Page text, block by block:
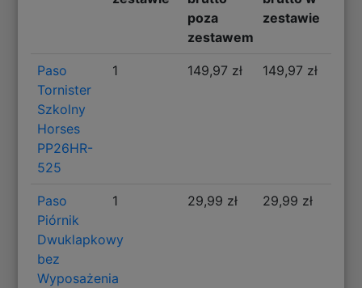
poza
zestawem
zestawie
Paso
Tornister
Szkolny
Horses
PP26HR-
525
1 149,97 zł 149,97 zł
Paso
Piórnik
Dwuklapkowy
bez
Wyposażenia
1 29,99 zł 29,99 zł